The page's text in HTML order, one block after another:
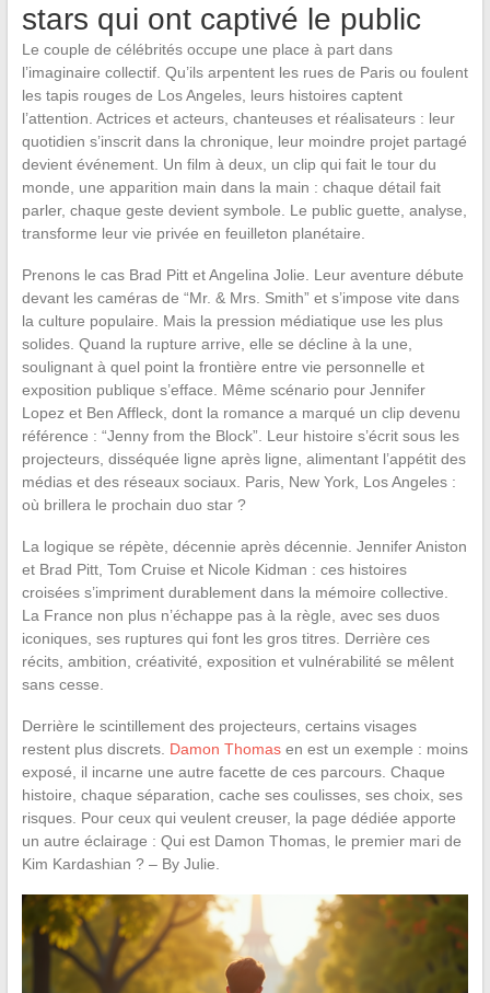
stars qui ont captivé le public
Le couple de célébrités occupe une place à part dans
l’imaginaire collectif. Qu’ils arpentent les rues de Paris ou foulent
les tapis rouges de Los Angeles, leurs histoires captent
l’attention. Actrices et acteurs, chanteuses et réalisateurs : leur
quotidien s’inscrit dans la chronique, leur moindre projet partagé
devient événement. Un film à deux, un clip qui fait le tour du
monde, une apparition main dans la main : chaque détail fait
parler, chaque geste devient symbole. Le public guette, analyse,
transforme leur vie privée en feuilleton planétaire.
Prenons le cas Brad Pitt et Angelina Jolie. Leur aventure débute
devant les caméras de “Mr. & Mrs. Smith” et s’impose vite dans
la culture populaire. Mais la pression médiatique use les plus
solides. Quand la rupture arrive, elle se décline à la une,
soulignant à quel point la frontière entre vie personnelle et
exposition publique s’efface. Même scénario pour Jennifer
Lopez et Ben Affleck, dont la romance a marqué un clip devenu
référence : “Jenny from the Block”. Leur histoire s’écrit sous les
projecteurs, disséquée ligne après ligne, alimentant l’appétit des
médias et des réseaux sociaux. Paris, New York, Los Angeles :
où brillera le prochain duo star ?
La logique se répète, décennie après décennie. Jennifer Aniston
et Brad Pitt, Tom Cruise et Nicole Kidman : ces histoires
croisées s’impriment durablement dans la mémoire collective.
La France non plus n’échappe pas à la règle, avec ses duos
iconiques, ses ruptures qui font les gros titres. Derrière ces
récits, ambition, créativité, exposition et vulnérabilité se mêlent
sans cesse.
Derrière le scintillement des projecteurs, certains visages
restent plus discrets. Damon Thomasen est un exemple : moins
exposé, il incarne une autre facette de ces parcours. Chaque
histoire, chaque séparation, cache ses coulisses, ses choix, ses
risques. Pour ceux qui veulent creuser, la page dédiée apporte
un autre éclairage : Qui est Damon Thomas, le premier mari de
Kim Kardashian ? – By Julie.